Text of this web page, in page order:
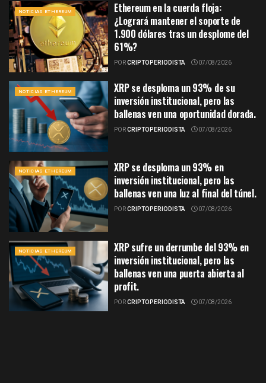
NOTICIAS ETHEREUM
Ethereum en la cuerda floja:
¿Logrará mantener el soporte de
1.900 dólares tras un desplome del
61%?
PORCRIPTOPERIODISTA 07/08/2026
NOTICIAS ETHEREUM
XRP se desploma un 93% de su
inversión institucional, pero las
ballenas ven una oportunidad dorada.
PORCRIPTOPERIODISTA 07/08/2026
NOTICIAS ETHEREUM
XRP se desploma un 93% en
inversión institucional, pero las
ballenas ven una luz al final del túnel.
PORCRIPTOPERIODISTA 07/08/2026
NOTICIAS ETHEREUM
XRP sufre un derrumbe del 93% en
inversión institucional, pero las
ballenas ven una puerta abierta al
profit.
PORCRIPTOPERIODISTA 07/08/2026